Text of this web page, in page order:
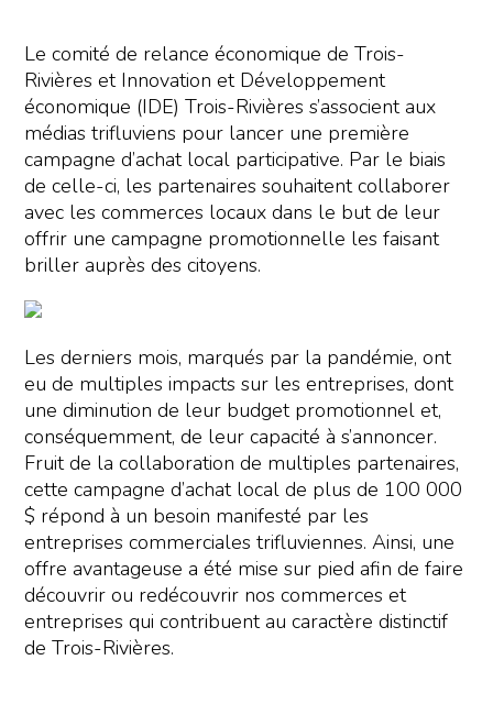
Le comité de relance économique de Trois-
Rivières et Innovation et Développement
économique (IDE) Trois-Rivières s’associent aux
médias trifluviens pour lancer une première
campagne d’achat local participative. Par le biais
de celle-ci, les partenaires souhaitent collaborer
avec les commerces locaux dans le but de leur
offrir une campagne promotionnelle les faisant
briller auprès des citoyens.
Les derniers mois, marqués par la pandémie, ont
eu de multiples impacts sur les entreprises, dont
une diminution de leur budget promotionnel et,
conséquemment, de leur capacité à s’annoncer.
Fruit de la collaboration de multiples partenaires,
cette campagne d’achat local de plus de 100 000
$ répond à un besoin manifesté par les
entreprises commerciales trifluviennes. Ainsi, une
offre avantageuse a été mise sur pied afin de faire
découvrir ou redécouvrir nos commerces et
entreprises qui contribuent au caractère distinctif
de Trois-Rivières.